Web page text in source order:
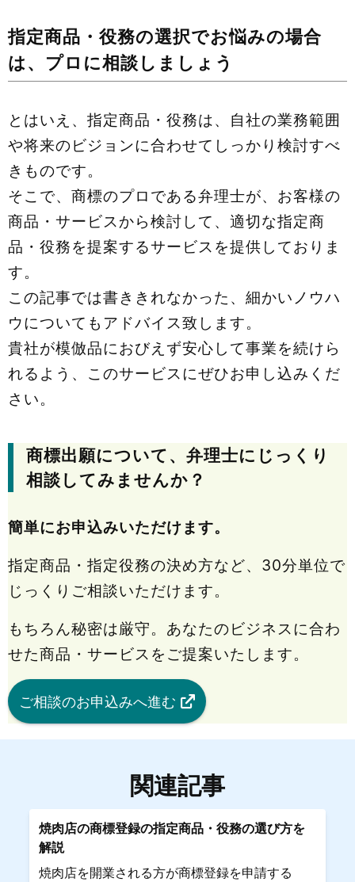
指定商品・役務の選択でお悩みの場合
は、プロに相談しましょう
とはいえ、指定商品・役務は、自社の業務範囲
や将来のビジョンに合わせてしっかり検討すべ
きものです。
そこで、商標のプロである弁理士が、お客様の
商品・サービスから検討して、適切な指定商
品・役務を提案するサービスを提供しておりま
す。
この記事では書ききれなかった、細かいノウハ
ウについてもアドバイス致します。
貴社が模倣品におびえず安心して事業を続けら
れるよう、このサービスにぜひお申し込みくだ
さい。
商標出願について、弁理士にじっくり
相談してみませんか？
簡単にお申込みいただけます。
指定商品・指定役務の決め方など、30分単位で
じっくりご相談いただけます。
もちろん秘密は厳守。あなたのビジネスに合わ
せた商品・サービスをご提案いたします。
ご相談のお申込みへ進む
関連記事
焼肉店の商標登録の指定商品・役務の選び方を
解説
焼肉店を開業される方が商標登録を申請する